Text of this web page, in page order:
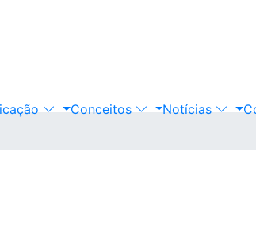
Conceitos Notícias